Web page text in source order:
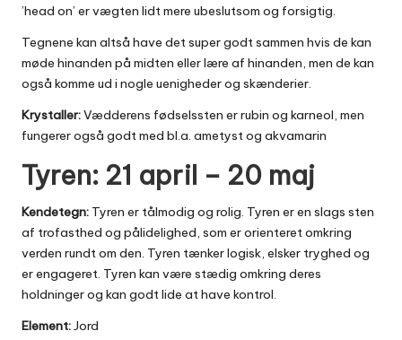
’head on’ er vægten lidt mere ubeslutsom og forsigtig.
Tegnene kan altså have det super godt sammen hvis de kan
møde hinanden på midten eller lære af hinanden, men de kan
også komme ud i nogle uenigheder og skænderier.
Krystaller:Vædderens fødselssten er rubin og karneol, men
fungerer også godt med bl.a. ametyst og akvamarin
Tyren: 21 april – 20 maj
Kendetegn: Tyren er tålmodig og rolig. Tyren er en slags sten
af trofasthed og pålidelighed, som er orienteret omkring
verden rundt om den. Tyren tænker logisk, elsker tryghed og
er engageret. Tyren kan være stædig omkring deres
holdninger og kan godt lide at have kontrol.
Element:Jord